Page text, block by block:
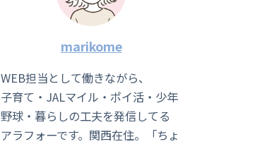
marikome
WEB担当として働きながら、
子育て・JALマイル・ポイ活・少年
野球・暮らしの工夫を発信してる
アラフォーです。関西在住。「ちょ